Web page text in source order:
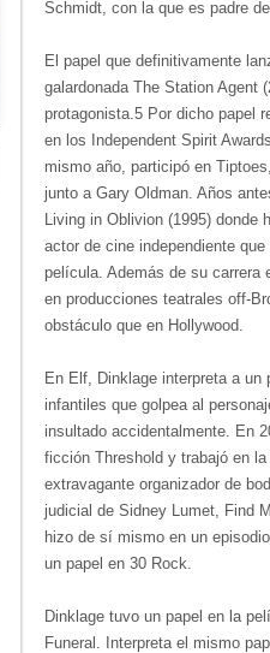
Schmidt, con la que es padre
El papel que definitivamente
galardonada The Station Agent
protagonista.5​ Por dicho papel
en los Independent Spirit
mismo año, participó en
junto a Gary Oldman. Años
Living in Oblivion (1995) donde
actor de cine independiente
película. Además de su carrera
en producciones teatrales off-
obstáculo que en Hollywood.
En Elf, Dinklage interpreta a
infantiles que golpea al
insultado accidentalmente. En
ficción Threshold y trabajó en
extravagante organizador de
judicial de Sidney Lumet, Find
hizo de sí mismo en un
un papel en 30 Rock.
Dinklage tuvo un papel en la
Funeral. Interpreta el mismo